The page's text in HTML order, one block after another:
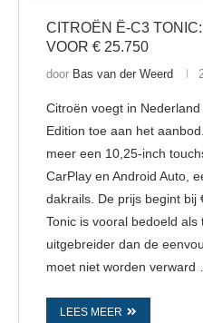
CITROËN Ë-C3
VOOR € 25.750
door Bas van der Weerd
Citroën voegt in
Edition toe aan het
meer een 10,25-inch
CarPlay en Android Auto,
dakrails. De prijs begint bij
Tonic is vooral bedoeld als
uitgebreider dan de
moet niet worden verward
LEES MEER